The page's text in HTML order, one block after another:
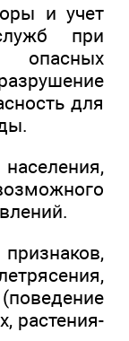
и учет
при
опасных
для
растения-